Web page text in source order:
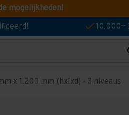
mogelijkheden!
10.000+
x 1.200 mm (hxlxd) - 3 niveaus